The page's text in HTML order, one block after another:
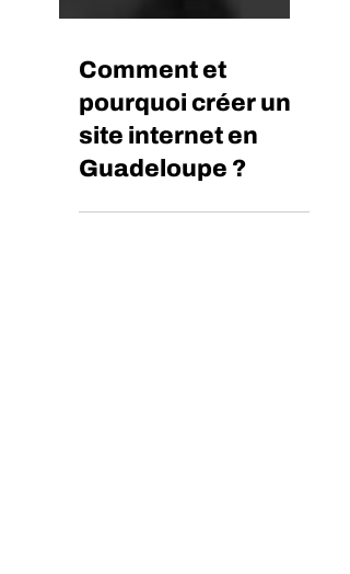
Comment et
pourquoi créer un
site internet en